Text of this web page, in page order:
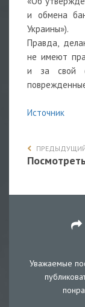
и обмена
Украины»).
Правда,
не имеют
и за свой
Источник
Уважаемые